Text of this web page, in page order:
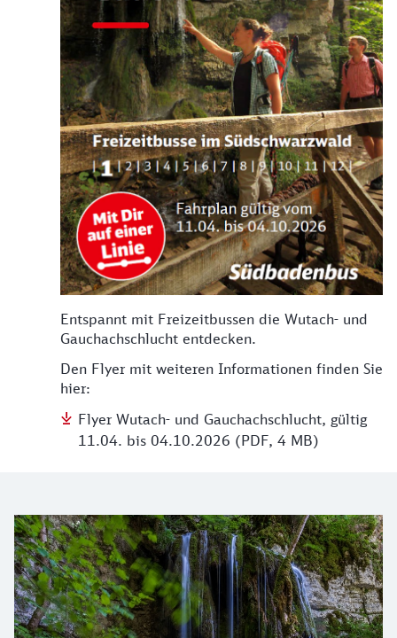
Entspannt mit Freizeitbussen die Wutach- und
Gauchachschlucht entdecken.
Den Flyer mit weiteren Informationen finden Sie
hier:
Flyer Wutach- und Gauchachschlucht, gültig
11.04. bis 04.10.2026 (PDF, 4 MB)
Die Wutachschlucht